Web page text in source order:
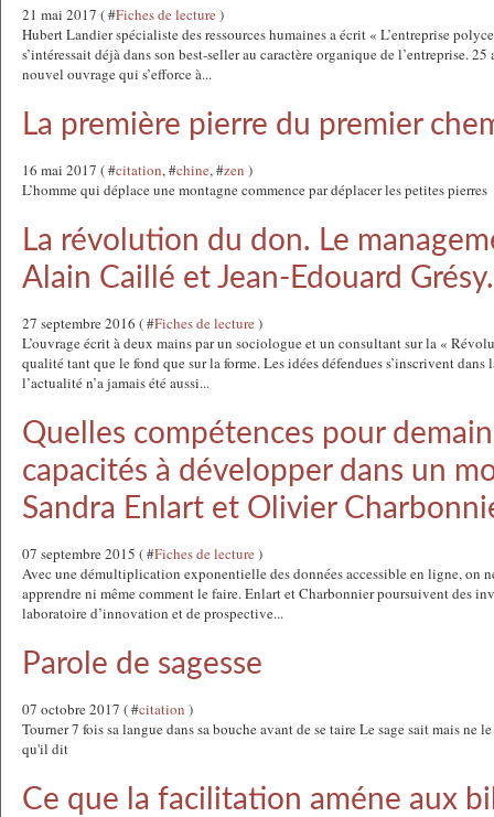
21 mai 2017 ( #Fiches de lecture)
Hubert Landier spécialiste des ressources humaines a écrit « L’entreprise
s’intéressait déjà dans son best-seller au caractère organique de l’entreprise.
nouvel ouvrage qui s’efforce à...
La première pierre du premier
16 mai 2017 ( #citation, #chine, #zen )
L’homme qui déplace une montagne commence par déplacer les petites pierres
La révolution du don. Le
Alain Caillé et Jean-Edouard
27 septembre 2016 ( #Fiches de lecture)
L’ouvrage écrit à deux mains par un sociologue et un consultant sur la «
qualité tant que le fond que sur la forme. Les idées défendues s’inscrivent
l’actualité n’a jamais été aussi...
Quelles compétences pour demain
capacités à développer dans un
Sandra Enlart et Olivier
07 septembre 2015 ( #Fiches de lecture)
Avec une démultiplication exponentielle des données accessible en ligne, on
apprendre ni même comment le faire. Enlart et Charbonnier poursuivent des
laboratoire d’innovation et de prospective...
Parole de sagesse
07 octobre 2017 ( #citation )
Tourner 7 fois sa langue dans sa bouche avant de se taire Le sage sait mais ne
qu'il dit
Ce que la facilitation améne aux